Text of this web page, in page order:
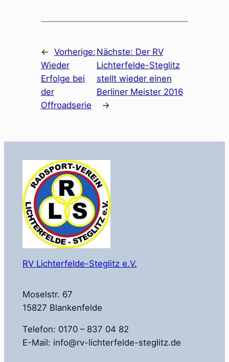
← Vorherige:
Wieder
Erfolge bei
der
Offroadserie
Nächste: Der RV
Lichterfelde-Steglitz
stellt wieder einen
Berliner Meister 2016
→
RV Lichterfelde-Steglitz e.V.
Moselstr. 67
15827 Blankenfelde
Telefon: 0170 – 837 04 82
E-Mail: info@rv-lichterfelde-steglitz.de